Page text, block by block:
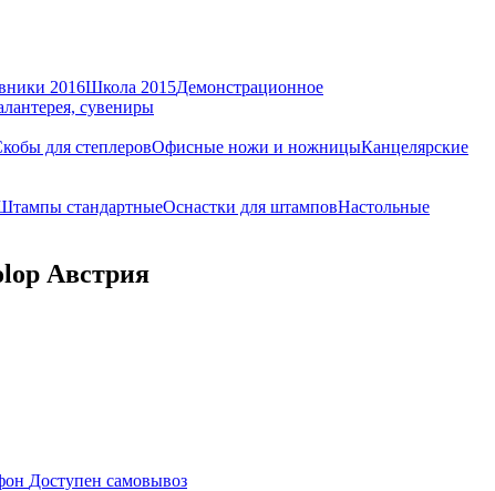
2016Школа 2015Демонстрационное
сувениры
для степлеровОфисные ножи и ножницыКанцелярские
стандартныеОснастки для штамповНастольные
Австрия
Доступен самовывоз